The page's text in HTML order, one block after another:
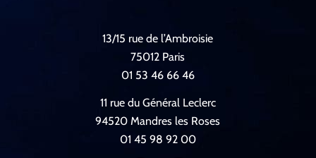
13/15 rue de l’Ambroisie
75012 Paris
01 53 46 66 46
11 rue du Général Leclerc
94520 Mandres les Roses
01 45 98 92 00